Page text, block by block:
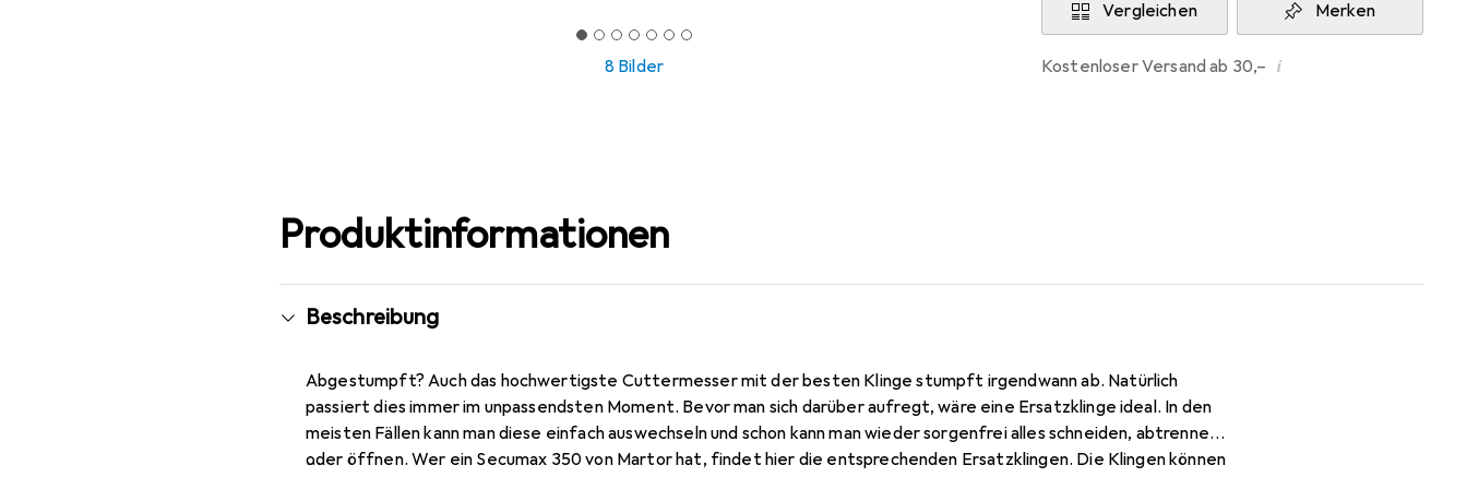
8 Bilder
Vergleichen Merken
Kostenloser Versand ab 30,– i
Produktinformationen
Beschreibung
Abgestumpft? Auch das hochwertigste Cuttermesser mit der besten Klinge stumpft irgendwann ab. Natürlich
passiert dies immer im unpassendsten Moment. Bevor man sich darüber aufregt, wäre eine Ersatzklinge ideal. In den
meisten Fällen kann man diese einfach auswechseln und schon kann man wieder sorgenfrei alles schneiden, abtrennen
oder öffnen. Wer ein Secumax 350 von Martor hat, findet hier die entsprechenden Ersatzklingen. Die Klingen können